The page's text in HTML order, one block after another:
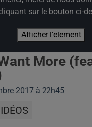
sur le bouton ci-
Afficher l'élément
More
2017 à 22h45